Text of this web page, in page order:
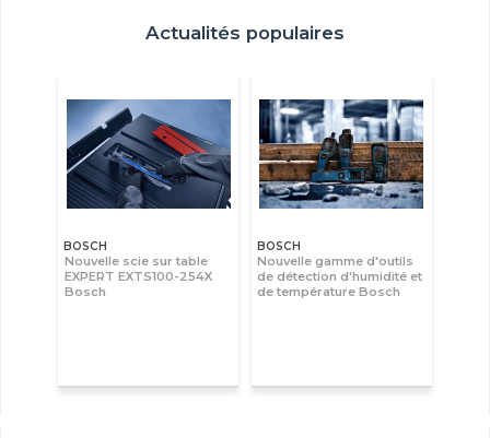
Actualités populaires
BOSCH
Nouvelle scie sur table
EXPERT EXTS100-254X
Bosch
BOSCH
Nouvelle gamme d'outils
de détection d'humidité et
de température Bosch